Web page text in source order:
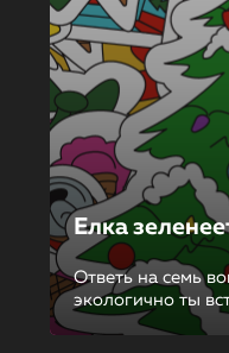
Елка
Ответь на семь
экологично ты